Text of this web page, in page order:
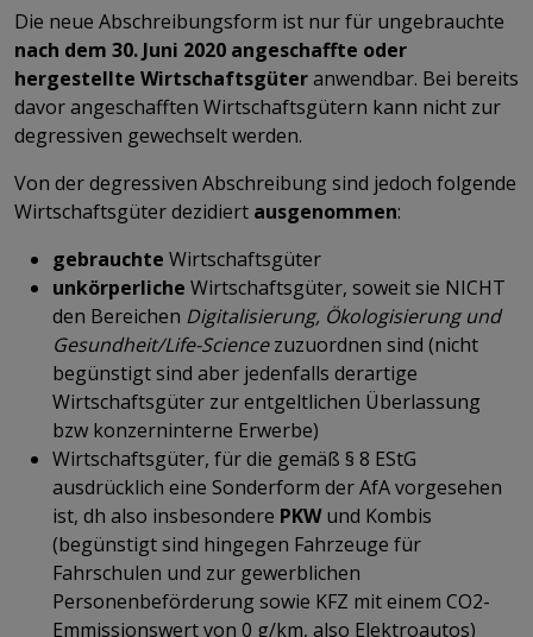
Die neue Abschreibungsform ist nur für ungebrauchte
nach dem 30. Juni 2020 angeschaffte oder
hergestellte Wirtschaftsgüteranwendbar. Bei bereits
davor angeschafften Wirtschaftsgütern kann nicht zur
degressiven gewechselt werden.
Von der degressiven Abschreibung sind jedoch folgende
Wirtschaftsgüter dezidiert ausgenommen:
gebrauchte Wirtschaftsgüter
unkörperliche Wirtschaftsgüter, soweit sie NICHT
den Bereichen Digitalisierung, Ökologisierung und
Gesundheit/Life-Sciencezuzuordnen sind (nicht
begünstigt sind aber jedenfalls derartige
Wirtschaftsgüter zur entgeltlichen Überlassung
bzw konzerninterne Erwerbe)
Wirtschaftsgüter, für die gemäß § 8 EStG
ausdrücklich eine Sonderform der AfA vorgesehen
ist, dh also insbesondere PKWund Kombis
(begünstigt sind hingegen Fahrzeuge für
Fahrschulen und zur gewerblichen
Personenbeförderung sowie KFZ mit einem CO2-
Emmissionswert von 0 g/km, also Elektroautos)